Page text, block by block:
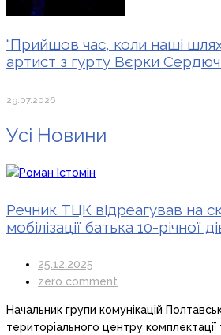
“Прийшов час, коли наші
артист з гурту Вєрки
29.07.2026
Усі Новини
Речник ТЦК відреагував на
мобілізації батька 10-річної
25.12.2025
zero comment
Начальник групи комунікацій
територіального центру комплектації